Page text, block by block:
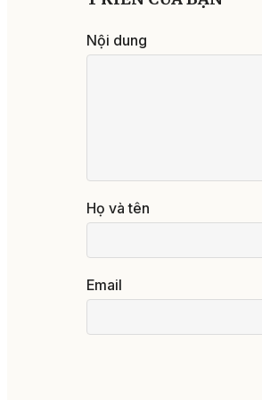
Nội dung
Họ và tên
Email